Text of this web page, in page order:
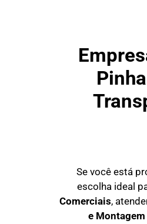
Se você está
escolha ideal
Comerciais,
e